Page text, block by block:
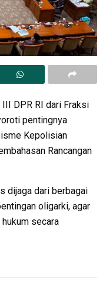
DPR RI dari Fraksi
pentingnya
Kepolisian
Rancangan
dijaga dari berbagai
oligarki, agar
secara